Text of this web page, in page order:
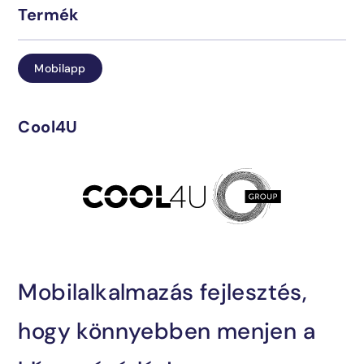
Üzemeltetés
Ipari megoldások
AI-integráció
sales@encosoft.hu
Blog
Kapcsolat
Termék
Mobilapp
Cool4U
Mobilalkalmazás fejlesztés,
hogy könnyebben menjen a